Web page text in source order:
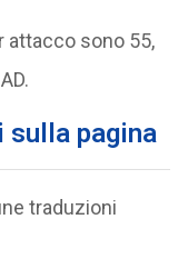
attacco sono 55,
sulla pagina
traduzioni